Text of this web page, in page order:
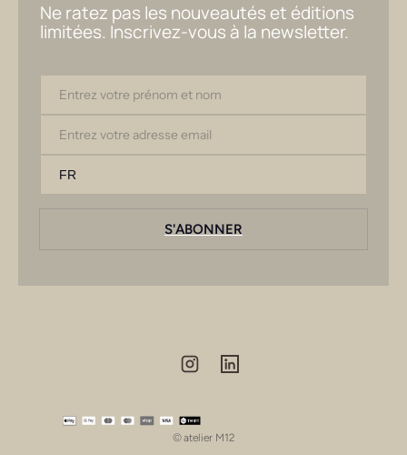
Ne ratez pas les nouveautés et éditions
limitées. Inscrivez-vous à la newsletter.
S'ABONNER
Méthodes de payement
©atelier M12